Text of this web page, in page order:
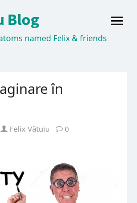
Blog
named Felix & friends
open
în
Author
Felix Vătuiu 0